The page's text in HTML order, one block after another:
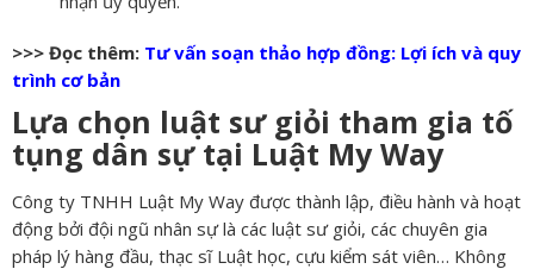
>>> Đọc thêm: Tư vấn soạn thảo hợp đồng: Lợi ích và quy
trình cơ bản
Lựa chọn luật sư giỏi tham gia tố
tụng dân sự tại Luật My Way
Công ty TNHH Luật My Way được thành lập, điều hành và hoạt
động bởi đội ngũ nhân sự là các luật sư giỏi, các chuyên gia
pháp lý hàng đầu, thạc sĩ Luật học, cựu kiểm sát viên… Không